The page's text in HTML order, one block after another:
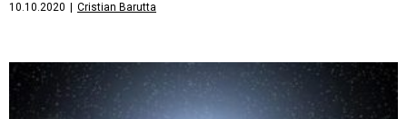
TeamSystem Corporate
10.10.2020 Cristian Barutta